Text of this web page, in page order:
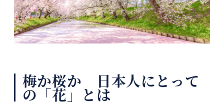
梅か桜か 日本人にとって
の「花」とは